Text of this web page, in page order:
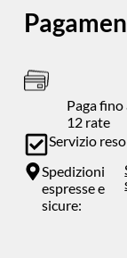
Paga fino
12 rate
Servizio
Spedizioni
espresse e
sicure: